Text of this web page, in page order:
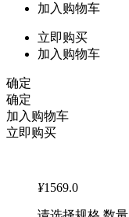
加入购物车
立即购买
加入购物车
确定
确定
加入购物车
立即购买
¥1569.0